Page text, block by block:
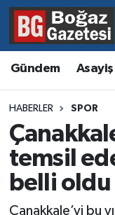
Gündem Asayiş
HABERLER SPOR
temsil
belli oldu
Çanakkale’yi bu
Asayiş
Eğitim
Ekonomi
Gündem
Hava Durumu
Trafik
Süper Lig
Tüm